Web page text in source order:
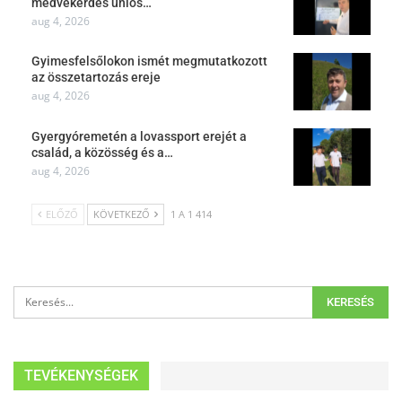
aug 4, 2026
Gyimesfelsőlokon ismét megmutatkozott
az összetartozás ereje
aug 4, 2026
Gyergyóremetén a lovassport erejét a
család, a közösség és a…
aug 4, 2026
ELŐZŐ KÖVETKEZŐ 1 A 1 414
TEVÉKENYSÉGEK